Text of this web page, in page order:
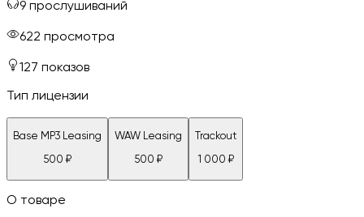
9 прослушиваний
622 просмотра
127 показов
Тип лицензии
Base MP3 Leasing
500 ₽
WAW Leasing
500 ₽
Trackout
1 000 ₽
О товаре